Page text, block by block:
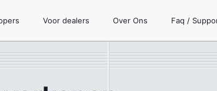
Voor dealers Over Ons Faq /